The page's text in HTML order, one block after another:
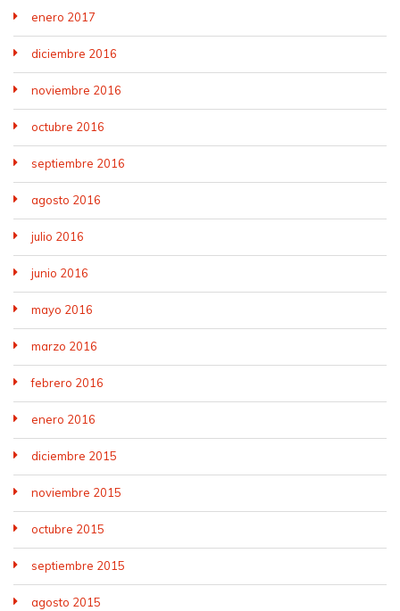
enero 2017
diciembre 2016
noviembre 2016
octubre 2016
septiembre 2016
agosto 2016
julio 2016
junio 2016
mayo 2016
marzo 2016
febrero 2016
enero 2016
diciembre 2015
noviembre 2015
octubre 2015
septiembre 2015
agosto 2015